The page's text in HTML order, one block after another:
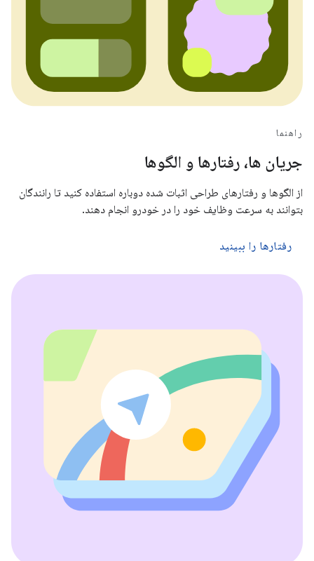
راهنما
جریان ها، رفتارها و الگوها
از الگوها و رفتارهای طراحی اثبات شده دوباره استفاده کنید تا رانندگان
بتوانند به سرعت وظایف خود را در خودرو انجام دهند.
رفتارها را ببینید